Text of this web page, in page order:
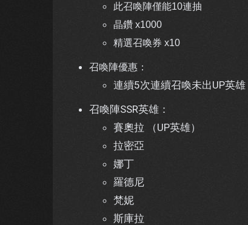
此召喚陣僅能10連抽
晶鑽 x1000
精選召喚券 x10
召喚陣優惠：
連續5次連續召喚未出UP英
召喚陣SSR英雄：
賽奧拉 （UP英雄）
拉密亞
娜丁
羅德尼
梵妮
斯庫拉